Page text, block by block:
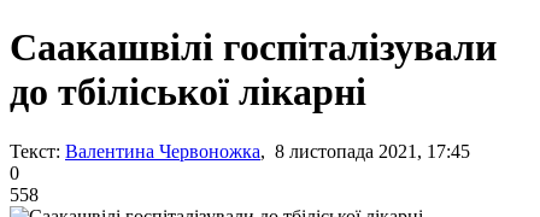
Саакашвілі госпіталізували
до тбіліської лікарні
Текст: Валентина Червоножка, 8 листопада 2021, 17:45
0
558